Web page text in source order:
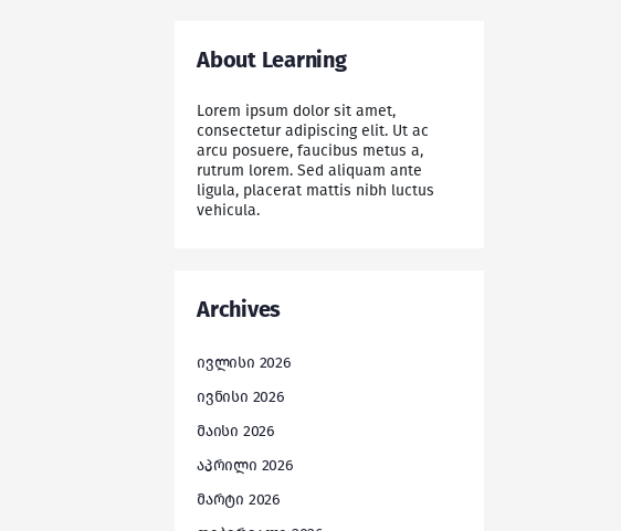
About Learning
Lorem ipsum dolor sit amet,
consectetur adipiscing elit. Ut ac
arcu posuere, faucibus metus a,
rutrum lorem. Sed aliquam ante
ligula, placerat mattis nibh luctus
vehicula.
Archives
ივლისი 2026
ივნისი 2026
მაისი 2026
აპრილი 2026
მარტი 2026